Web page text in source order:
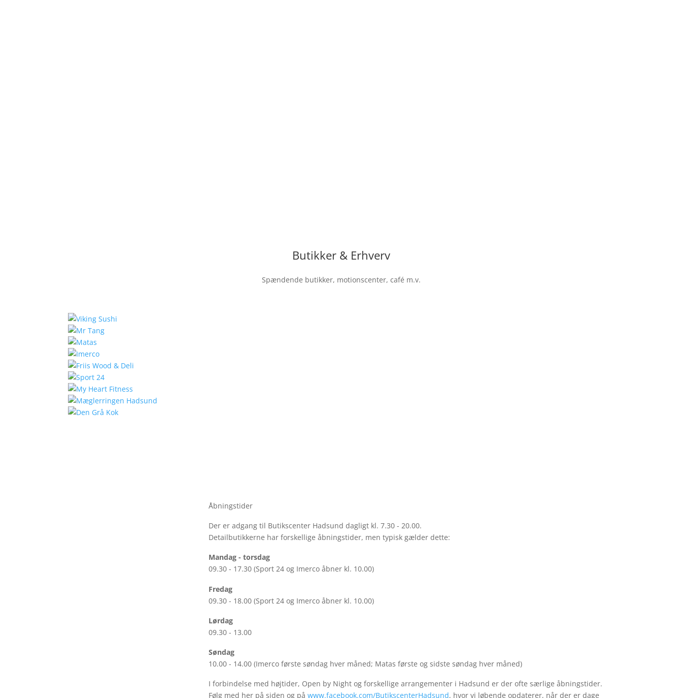
Butikker & Erhverv
Spændende butikker, motionscenter, café m.v.
Åbningstider
Der er adgang til Butikscenter Hadsund dagligt kl. 7.30 - 20.00.
Detailbutikkerne har forskellige åbningstider, men typisk gælder dette:
Mandag - torsdag
09.30 - 17.30 (Sport 24 og Imerco åbner kl. 10.00)
Fredag
09.30 - 18.00 (Sport 24 og Imerco åbner kl. 10.00)
Lørdag
09.30 - 13.00
Søndag
10.00 - 14.00 (Imerco første søndag hver måned; Matas første og sidste søndag hver måned)
I forbindelse med højtider, Open by Night og forskellige arrangementer i Hadsund er der ofte særlige åbningstider.
Følg med her på siden og påwww.facebook.com/ButikscenterHadsund, hvor vi løbende opdaterer, når der er dage